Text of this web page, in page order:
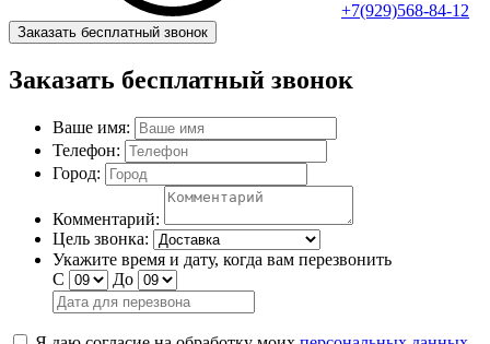
+7(929)568-84-12
Заказать бесплатный звонок
Заказать бесплатный звонок
Ваше имя:
Телефон:
Город:
Комментарий:
Цель звонка:
Укажите время и дату, когда вам перезвонить
С
До